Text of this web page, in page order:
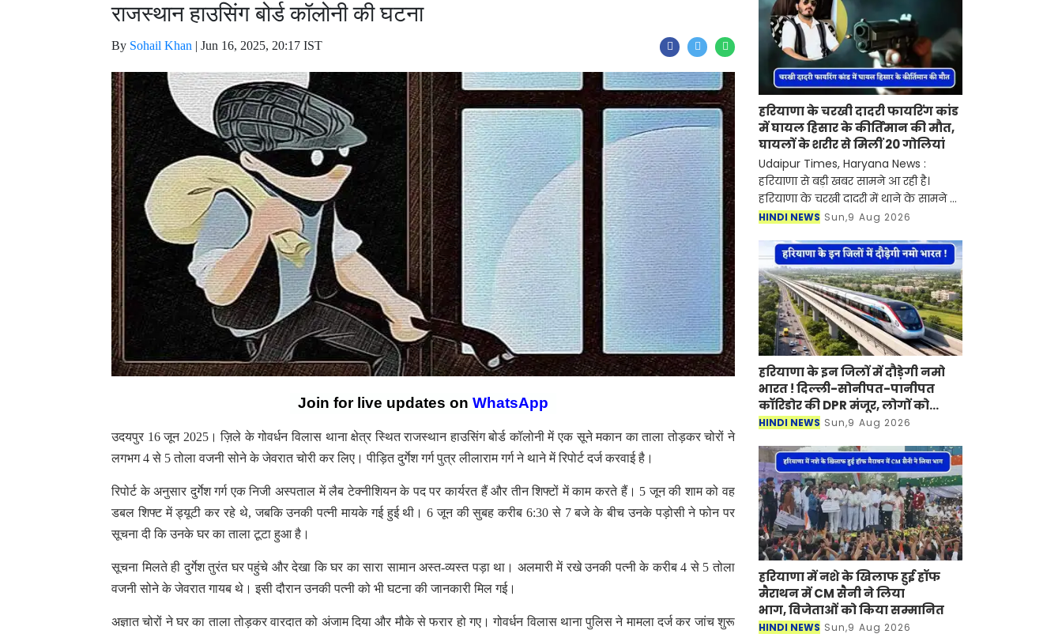
राजस्थान हाउसिंग बोर्ड कॉलोनी की घटना
By Sohail Khan | Jun 16, 2025, 20:17 IST
Join for live updates on WhatsApp
उदयपुर 16 जून 2025। ज़िले के गोवर्धन विलास थाना क्षेत्र स्थित राजस्थान हाउसिंग बोर्ड कॉलोनी में एक सूने मकान का ताला तोड़कर चोरों ने
लगभग 4 से 5 तोला वजनी सोने के जेवरात चोरी कर लिए। पीड़ित दुर्गेश गर्ग पुत्र लीलाराम गर्ग ने थाने में रिपोर्ट दर्ज करवाई है।
रिपोर्ट के अनुसार दुर्गेश गर्ग एक निजी अस्पताल में लैब टेक्नीशियन के पद पर कार्यरत हैं और तीन शिफ्टों में काम करते हैं। 5 जून की शाम को वह
डबल शिफ्ट में ड्यूटी कर रहे थे, जबकि उनकी पत्नी मायके गई हुई थी। 6 जून की सुबह करीब 6:30 से 7 बजे के बीच उनके पड़ोसी ने फोन पर
सूचना दी कि उनके घर का ताला टूटा हुआ है।
सूचना मिलते ही दुर्गेश तुरंत घर पहुंचे और देखा कि घर का सारा सामान अस्त-व्यस्त पड़ा था। अलमारी में रखे उनकी पत्नी के करीब 4 से 5 तोला
वजनी सोने के जेवरात गायब थे। इसी दौरान उनकी पत्नी को भी घटना की जानकारी मिल गई।
अज्ञात चोरों ने घर का ताला तोड़कर वारदात को अंजाम दिया और मौके से फरार हो गए। गोवर्धन विलास थाना पुलिस ने मामला दर्ज कर जांच शुरू
हरियाणा के चरखी दादरी फायरिंग कांड
में घायल हिसार के कीर्तिमान की मौत,
घायलों के शरीर से मिलीं 20 गोलियां
Udaipur Times, Haryana News :
हरियाणा से बड़ी खबर सामने आ रही है।
हरियाणा के चरखी दादरी में थाने के सामने हुई
30 राउंड फायरिंग कांड में घायल हुए हिसार
अस्पताल में
HINDI NEWS Sun,9 Aug 2026
हरियाणा के इन जिलों में दौड़ेगी नमो
भारत ! दिल्ली-सोनीपत-पानीपत
कॉरिडोर की DPR मंजूर, लोगों को
मिलेगा बड़ा फायदा
HINDI NEWS Sun,9 Aug 2026
हरियाणा में नशे के खिलाफ हुई हॉफ
मैराथन में CM सैनी ने लिया
भाग, विजेताओं को किया सम्मानित
HINDI NEWS Sun,9 Aug 2026